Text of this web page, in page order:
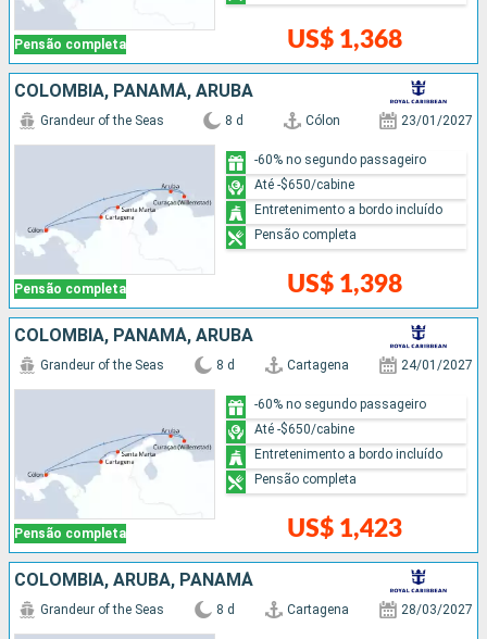
Pensão completa US$ 1,368
COLOMBIA, PANAMÁ, ARUBA
Pensão completa
Grandeur of the Seas 8 d Cólon 23/01/2027
US$ 1,398
-60% no segundo passageiro
Até -$650/cabine
Entretenimento a bordo incluído
Pensão completa
COLOMBIA, PANAMÁ, ARUBA
Pensão completa
Grandeur of the Seas 8 d Cartagena 24/01/2027
US$ 1,423
-60% no segundo passageiro
Até -$650/cabine
Entretenimento a bordo incluído
Pensão completa
COLOMBIA, ARUBA, PANAMÁ
Grandeur of the Seas 8 d Cartagena 28/03/2027